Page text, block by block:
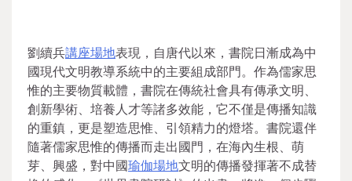
劉續兵講座場地表現，自唐代以來，書院日漸成為中
國現代文明教導系統中的主要組成部門。作為儒家思
惟的主要物質載體，書院在傳統社會具有傳承文明、
創新學術、培養人才等諸多效能，它不僅是傳播知識
的重鎮，更是塑造思惟、引領精力的燈塔。書院還伴
隨著儒家思惟的傳播而走出國門，在海內生根、萌
芽、興盛，對中國瑜伽場地文明的傳播發揮著不成替